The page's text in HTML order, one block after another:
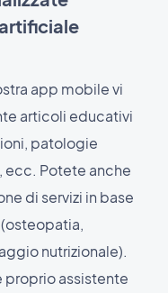
app mobile vi
articoli educativi
patologie
Potete anche
di servizi in base
nutrizionale).
proprio assistente